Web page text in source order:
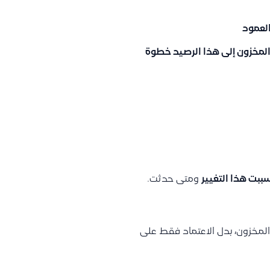
إلى هذا الرصيد خطوة
هذا التغيير ومتى حدثت.
بدل الاعتماد فقط على